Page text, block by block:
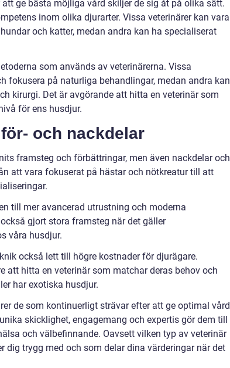
ge bästa möjliga vård skiljer de sig åt på olika sätt.
inom olika djurarter. Vissa veterinärer kan vara
och katter, medan andra kan ha specialiserat
som används av veterinärerna. Vissa
fokusera på naturliga behandlingar, medan andra kan
kirurgi. Det är avgörande att hitta en veterinär som
för ens husdjur.
och nackdelar
framsteg och förbättringar, men även nackdelar och
att vara fokuserat på hästar och nötkreatur till att
till mer avancerad utrustning och moderna
gjort stora framsteg när det gäller
våra husdjur.
också lett till högre kostnader för djurägare.
att hitta en veterinär som matchar deras behov och
har exotiska husdjur.
de som kontinuerligt strävar efter att ge optimal vård
skicklighet, engagemang och expertis gör dem till
och välbefinnande. Oavsett vilken typ av veterinär
dig trygg med och som delar dina värderingar när det